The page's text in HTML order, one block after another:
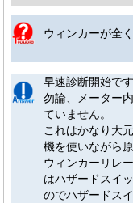
ウィンカーが全
早速診断開始で
勿論、メーター
ていません。
これはかなり大
機を使いながら
ウィンカーリレ
はハザードスイ
のでハザードス